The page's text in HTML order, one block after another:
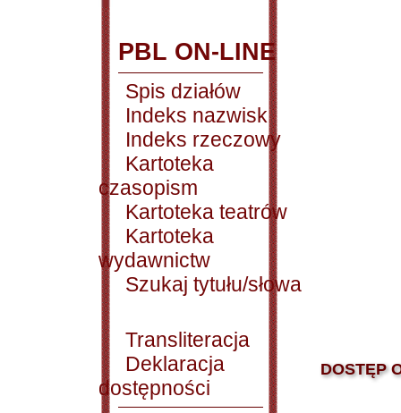
PBL ON-LINE
Spis działów
Indeks nazwisk
Indeks rzeczowy
Kartoteka
czasopism
Kartoteka teatrów
Kartoteka
wydawnictw
Szukaj tytułu/słowa
Transliteracja
Deklaracja
dostępności
DOSTĘP